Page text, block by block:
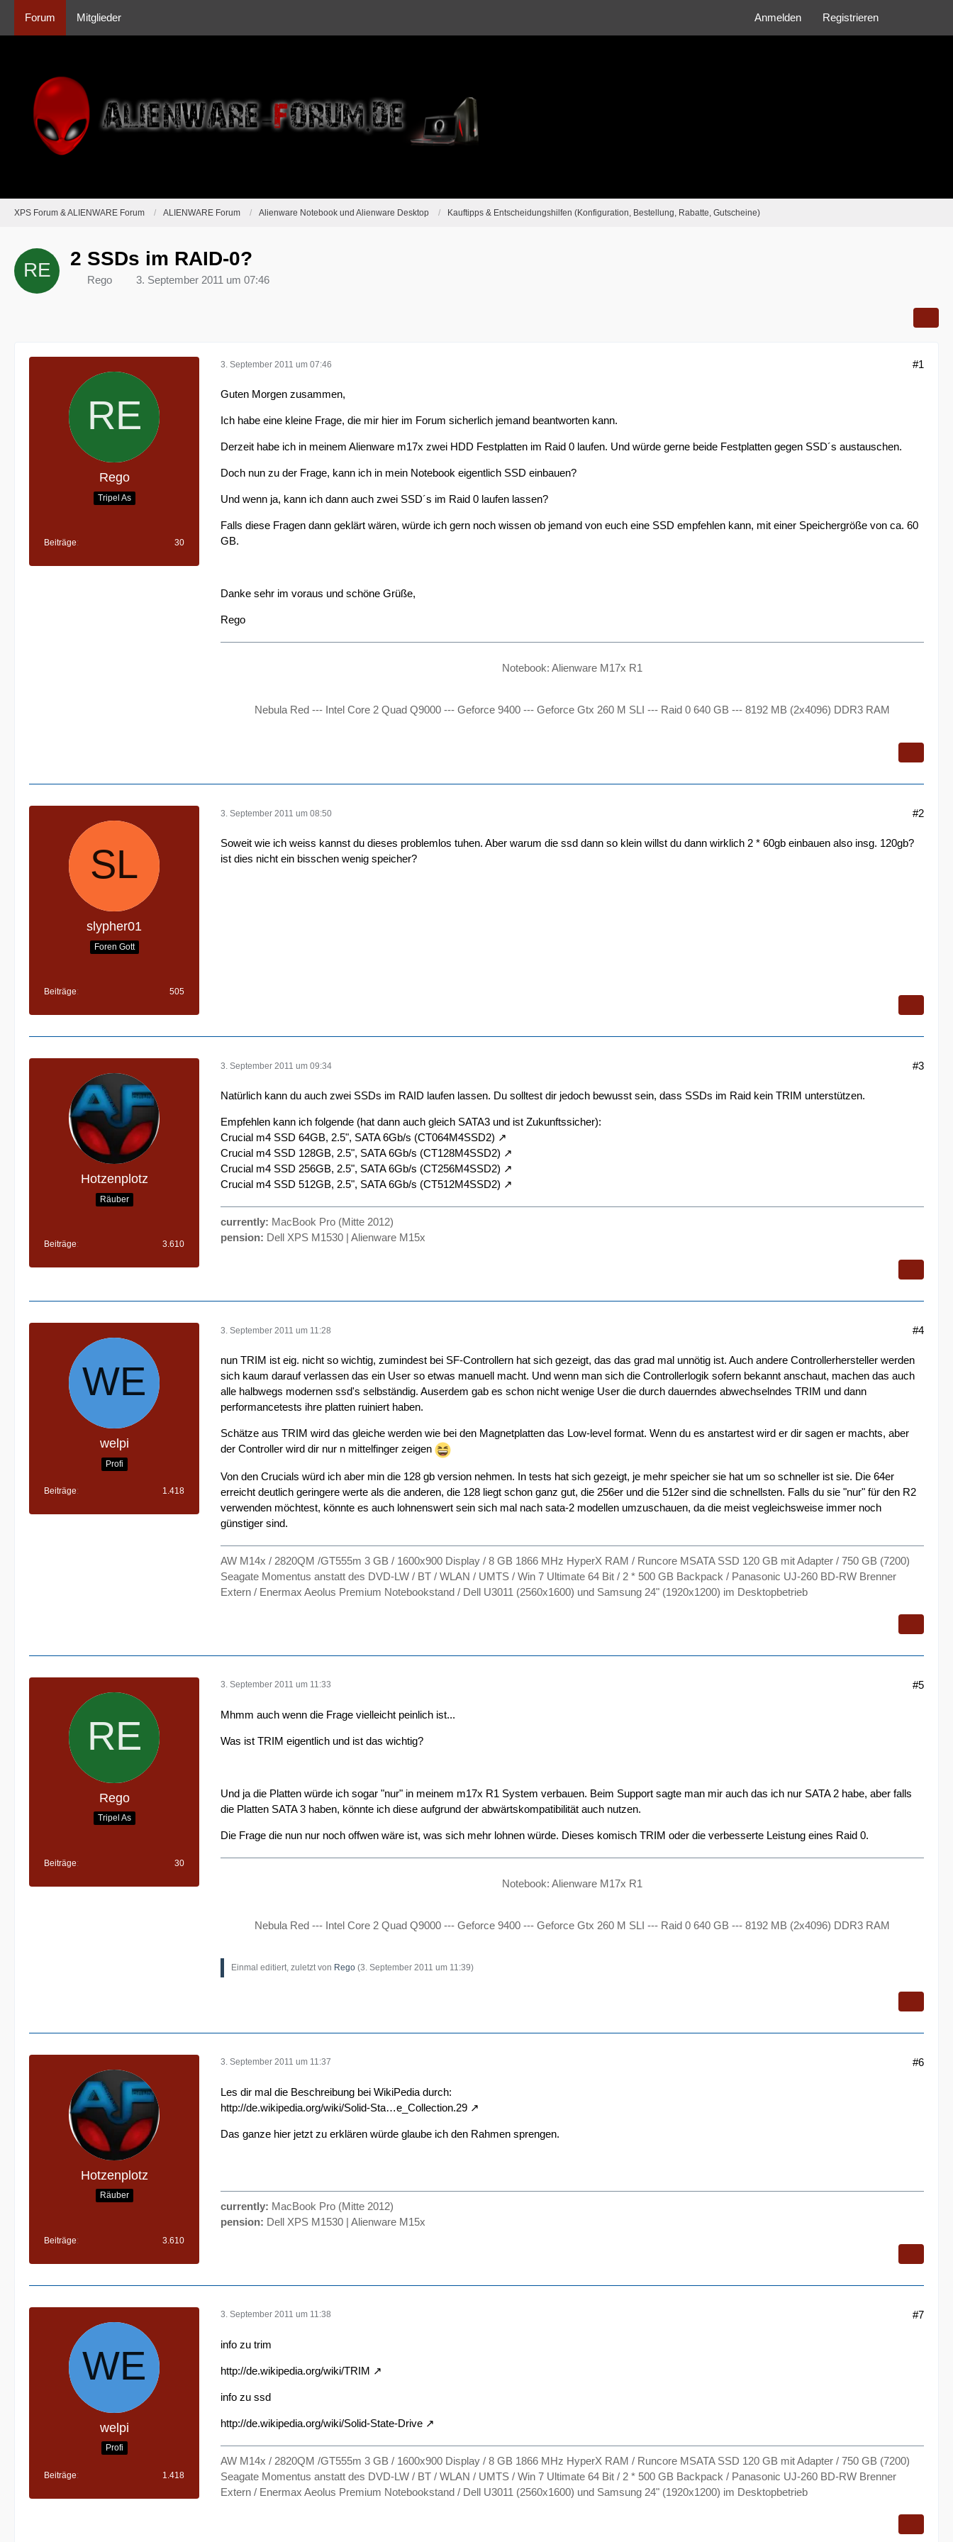
Forum Mitglieder Anmelden Registrieren
XPS Forum & ALIENWARE Forum ALIENWARE Forum Alienware Notebook und Alienware Desktop Kauftipps & Entscheidungshilfen (Konfiguration, Bestellung, Rabatte, Gutscheine)
2 SSDs im RAID-0?
Rego 3. September 2011 um 07:46
Rego
Tripel As
Beiträge 30
3. September 2011 um 07:46 #1
Guten Morgen zusammen,
Ich habe eine kleine Frage, die mir hier im Forum sicherlich jemand beantworten kann.
Derzeit habe ich in meinem Alienware m17x zwei HDD Festplatten im Raid 0 laufen. Und würde gerne beide Festplatten gegen SSD´s austauschen.
Doch nun zu der Frage, kann ich in mein Notebook eigentlich SSD einbauen?
Und wenn ja, kann ich dann auch zwei SSD´s im Raid 0 laufen lassen?
Falls diese Fragen dann geklärt wären, würde ich gern noch wissen ob jemand von euch eine SSD empfehlen kann, mit einer Speichergröße von ca. 60
GB.
Danke sehr im voraus und schöne Grüße,
Rego
Notebook: Alienware M17x R1
Nebula Red --- Intel Core 2 Quad Q9000 --- Geforce 9400 --- Geforce Gtx 260 M SLI --- Raid 0 640 GB --- 8192 MB (2x4096) DDR3 RAM
slypher01
Foren Gott
Beiträge 505
3. September 2011 um 08:50 #2
Soweit wie ich weiss kannst du dieses problemlos tuhen. Aber warum die ssd dann so klein willst du dann wirklich 2 * 60gb einbauen also insg. 120gb?
ist dies nicht ein bisschen wenig speicher?
Hotzenplotz
Räuber
Beiträge 3.610
3. September 2011 um 09:34 #3
Natürlich kann du auch zwei SSDs im RAID laufen lassen. Du solltest dir jedoch bewusst sein, dass SSDs im Raid kein TRIM unterstützen.
Empfehlen kann ich folgende (hat dann auch gleich SATA3 und ist Zukunftssicher):
Crucial m4 SSD 64GB, 2.5", SATA 6Gb/s (CT064M4SSD2)
Crucial m4 SSD 128GB, 2.5", SATA 6Gb/s (CT128M4SSD2)
Crucial m4 SSD 256GB, 2.5", SATA 6Gb/s (CT256M4SSD2)
Crucial m4 SSD 512GB, 2.5", SATA 6Gb/s (CT512M4SSD2)
currently: MacBook Pro (Mitte 2012)
pension: Dell XPS M1530 | Alienware M15x
welpi
Profi
Beiträge 1.418
3. September 2011 um 11:28 #4
nun TRIM ist eig. nicht so wichtig, zumindest bei SF-Controllern hat sich gezeigt, das das grad mal unnötig ist. Auch andere Controllerhersteller werden
sich kaum darauf verlassen das ein User so etwas manuell macht. Und wenn man sich die Controllerlogik sofern bekannt anschaut, machen das auch
alle halbwegs modernen ssd's selbständig. Auserdem gab es schon nicht wenige User die durch dauerndes abwechselndes TRIM und dann
performancetests ihre platten ruiniert haben.
Schätze aus TRIM wird das gleiche werden wie bei den Magnetplatten das Low-level format. Wenn du es anstartest wird er dir sagen er machts, aber
der Controller wird dir nur n mittelfinger zeigen
Von den Crucials würd ich aber min die 128 gb version nehmen. In tests hat sich gezeigt, je mehr speicher sie hat um so schneller ist sie. Die 64er
erreicht deutlich geringere werte als die anderen, die 128 liegt schon ganz gut, die 256er und die 512er sind die schnellsten. Falls du sie "nur" für den R2
verwenden möchtest, könnte es auch lohnenswert sein sich mal nach sata-2 modellen umzuschauen, da die meist vegleichsweise immer noch
günstiger sind.
AW M14x / 2820QM /GT555m 3 GB / 1600x900 Display / 8 GB 1866 MHz HyperX RAM / Runcore MSATA SSD 120 GB mit Adapter / 750 GB (7200)
Seagate Momentus anstatt des DVD-LW / BT / WLAN / UMTS / Win 7 Ultimate 64 Bit / 2 * 500 GB Backpack / Panasonic UJ-260 BD-RW Brenner
Extern / Enermax Aeolus Premium Notebookstand / Dell U3011 (2560x1600) und Samsung 24" (1920x1200) im Desktopbetrieb
Rego
Tripel As
Beiträge 30
3. September 2011 um 11:33 #5
Mhmm auch wenn die Frage vielleicht peinlich ist...
Was ist TRIM eigentlich und ist das wichtig?
Und ja die Platten würde ich sogar "nur" in meinem m17x R1 System verbauen. Beim Support sagte man mir auch das ich nur SATA 2 habe, aber falls
die Platten SATA 3 haben, könnte ich diese aufgrund der abwärtskompatibilität auch nutzen.
Die Frage die nun nur noch offwen wäre ist, was sich mehr lohnen würde. Dieses komisch TRIM oder die verbesserte Leistung eines Raid 0.
Notebook: Alienware M17x R1
Nebula Red --- Intel Core 2 Quad Q9000 --- Geforce 9400 --- Geforce Gtx 260 M SLI --- Raid 0 640 GB --- 8192 MB (2x4096) DDR3 RAM
Einmal editiert, zuletzt von Rego (3. September 2011 um 11:39)
Hotzenplotz
Räuber
Beiträge 3.610
3. September 2011 um 11:37 #6
Les dir mal die Beschreibung bei WikiPedia durch:
http://de.wikipedia.org/wiki/Solid-Sta…e_Collection.29
Das ganze hier jetzt zu erklären würde glaube ich den Rahmen sprengen.
currently: MacBook Pro (Mitte 2012)
pension: Dell XPS M1530 | Alienware M15x
welpi
Profi
Beiträge 1.418
3. September 2011 um 11:38 #7
info zu trim
http://de.wikipedia.org/wiki/TRIM
info zu ssd
http://de.wikipedia.org/wiki/Solid-State-Drive
AW M14x / 2820QM /GT555m 3 GB / 1600x900 Display / 8 GB 1866 MHz HyperX RAM / Runcore MSATA SSD 120 GB mit Adapter / 750 GB (7200)
Seagate Momentus anstatt des DVD-LW / BT / WLAN / UMTS / Win 7 Ultimate 64 Bit / 2 * 500 GB Backpack / Panasonic UJ-260 BD-RW Brenner
Extern / Enermax Aeolus Premium Notebookstand / Dell U3011 (2560x1600) und Samsung 24" (1920x1200) im Desktopbetrieb